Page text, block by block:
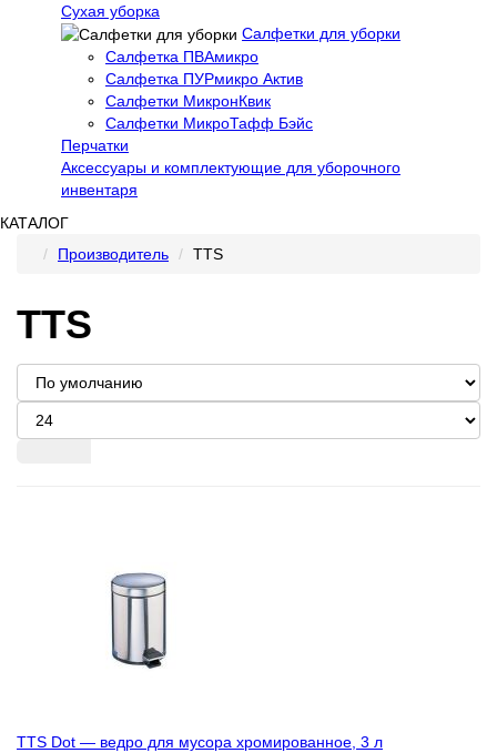
Сухая уборка
Салфетки для уборки
Салфетка ПВАмикро
Салфетка ПУРмикро Актив
Салфетки МикронКвик
Салфетки МикроТафф Бэйс
Перчатки
Аксессуары и комплектующие для уборочного
инвентаря
КАТАЛОГ
Производитель
TTS
TTS
TTS Dot — ведро для мусора хромированное, 3 л